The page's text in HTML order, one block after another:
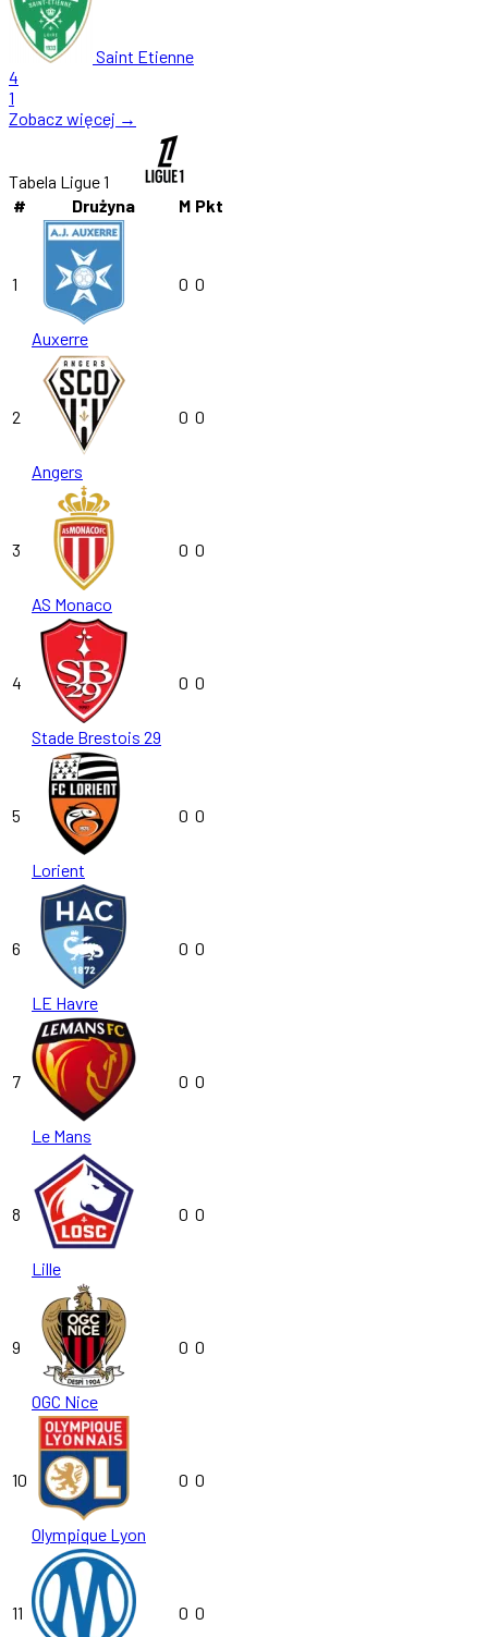
Saint Etienne
4
1
Zobacz więcej →
Tabela Ligue 1
#
Drużyna M Pkt
1
Auxerre
0 0
2
Angers
0 0
3
AS Monaco
0 0
4
Stade Brestois 29
0 0
5
Lorient
0 0
6
LE Havre
0 0
7
Le Mans
0 0
8
Lille
0 0
9
OGC Nice
0 0
10
Olympique Lyon
0 0
11 0 0